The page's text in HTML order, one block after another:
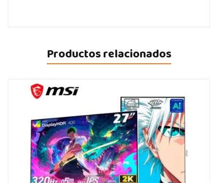
Productos relacionados